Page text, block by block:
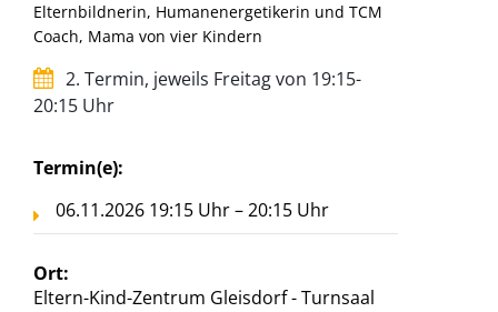
Elternbildnerin, Humanenergetikerin und TCM
Coach, Mama von vier Kindern
2. Termin, jeweils Freitag von 19:15-
20:15 Uhr
Termin(e):
06.11.2026 19:15 Uhr – 20:15 Uhr
Ort:
Eltern-Kind-Zentrum Gleisdorf - Turnsaal